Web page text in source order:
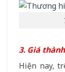
3. Giá
Hiện nay,